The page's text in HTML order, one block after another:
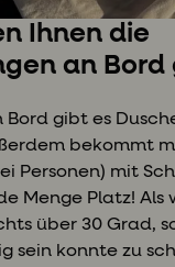
Ihnen die
an Bord
Bord gibt es
bekommt
Personen) mit
Menge Platz! Als
über 30 Grad,
sein konnte zu